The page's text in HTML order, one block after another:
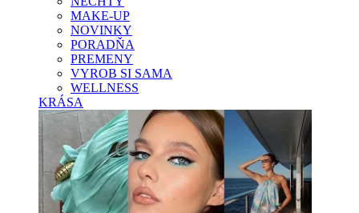
MAKE-UP
NOVINKY
PORADŇA
PREMENY
VYROB SI SAMA
WELLNESS
KRÁSA